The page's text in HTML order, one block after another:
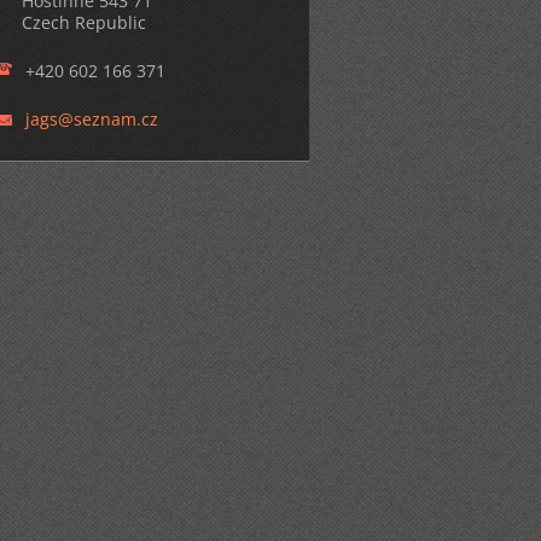
Czech Republic
+420 602 166 371
jags@seznam.cz